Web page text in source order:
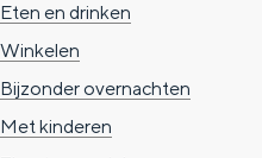
Eten en drinken
Winkelen
Bijzonder overnachten
Met kinderen